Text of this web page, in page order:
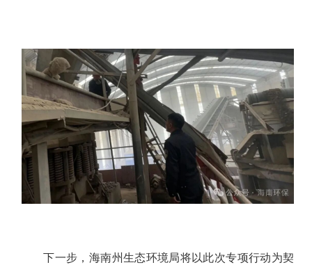
下一步，海南州生态环境局将以此次专项行动为契